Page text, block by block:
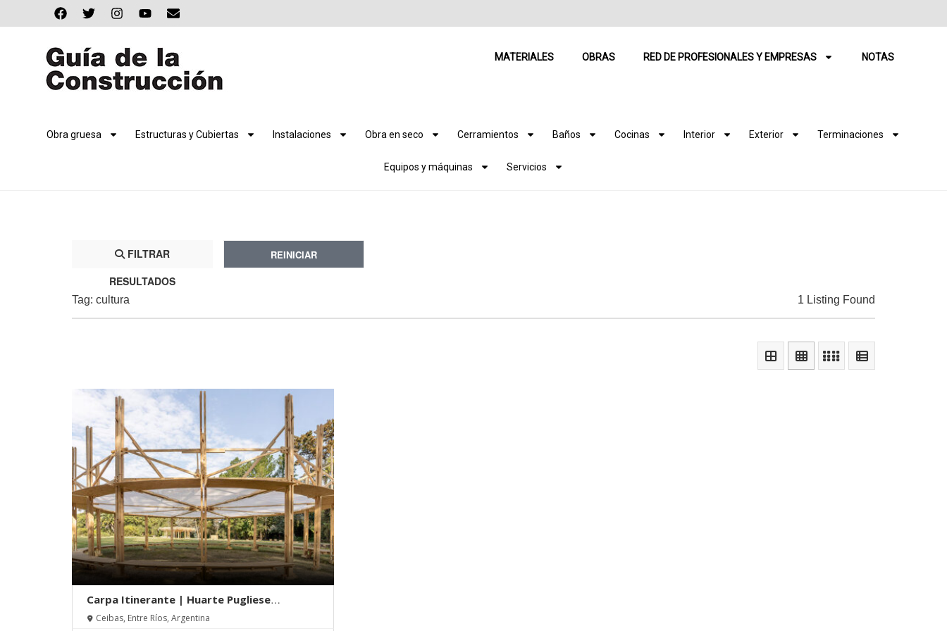
MATERIALES OBRAS RED DE PROFESIONALES Y EMPRESAS NOTAS
Obra gruesa Estructuras y Cubiertas Instalaciones Obra en seco Cerramientos Baños Cocinas Interior Exterior Terminaciones
Equipos y máquinas Servicios
FILTRAR
RESULTADOS
REINICIAR
Tag: cultura 1 Listing Found
Carpa Itinerante | Huarte Pugliese
Arquitectos
Ceibas, Entre Ríos, Argentina